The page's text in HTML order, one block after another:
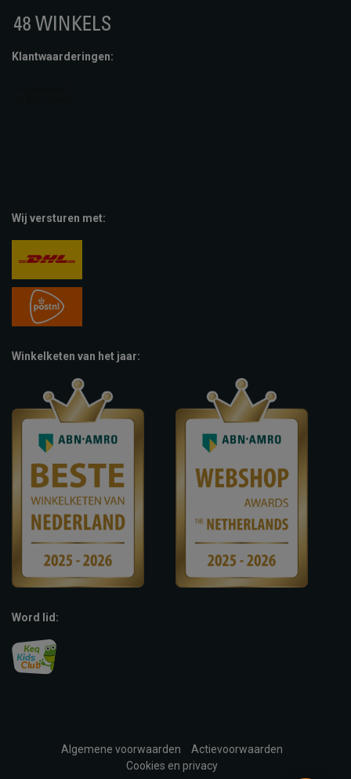
Klantwaarderingen:
Wij versturen met:
Winkelketen van het jaar:
Word lid:
Algemene voorwaarden
Actievoorwaarden
Cookies en privacy